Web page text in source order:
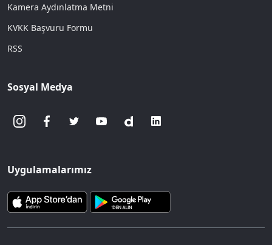
Kamera Aydınlatma Metni
KVKK Başvuru Formu
RSS
Sosyal Medya
Uygulamalarımız